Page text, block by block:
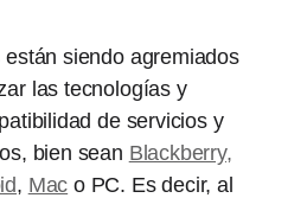
siendo agremiados
las tecnologías y
de servicios y
bien sean Blackberry,
, Mac o PC. Es decir, al